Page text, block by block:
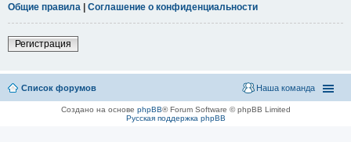
Общие правила | Соглашение о конфиденциальности
Регистрация
Список форумов Наша команда
Создано на основе phpBB® Forum Software © phpBB Limited
Русская поддержка phpBB